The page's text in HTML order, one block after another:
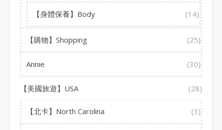
【身體保養】Body (14)
【購物】Shopping (25)
Annie (30)
【美國旅遊】USA (28)
【北卡】North Carolina (3)